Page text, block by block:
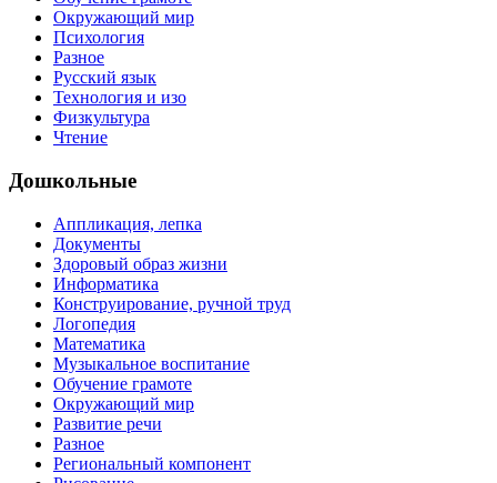
Окружающий мир
Психология
Разное
Русский язык
Технология и изо
Физкультура
Чтение
Дошкольные
Аппликация, лепка
Документы
Здоровый образ жизни
Информатика
Конструирование, ручной труд
Логопедия
Математика
Музыкальное воспитание
Обучение грамоте
Окружающий мир
Развитие речи
Разное
Региональный компонент